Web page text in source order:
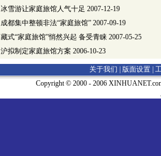
冰雪游让家庭旅馆人气十足 2007-12-19
成都集中整顿非法“家庭旅馆” 2007-09-19
藏式“家庭旅馆”悄然兴起 备受青睐 2007-05-25
沪拟制定家庭旅馆方案 2006-10-23
关于我们 | 版面设置
Copyright © 2000 - 2006